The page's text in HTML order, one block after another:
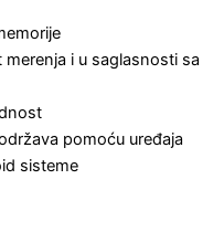
i u saglasnosti sa
pomoću uređaja
sisteme